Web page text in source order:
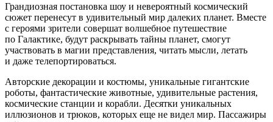
Грандиозная постановка шоу и невероятный космический
сюжет перенесут в удивительный мир далеких планет. Вместе
с героями зрители совершат волшебное путешествие
по Галактике, будут раскрывать тайны планет, смогут
участвовать в магии представления, читать мысли, летать
и даже телепортироваться.
Авторские декорации и костюмы, уникальные гигантские
роботы, фантастические животные, удивительные растения,
космические станции и корабли. Десятки уникальных
иллюзионов и трюков, которых еще не видел мир. Пассажиры